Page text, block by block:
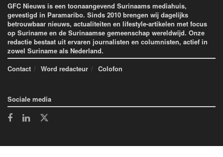
GFC Nieuws is een toonaangevend Surinaams mediahuis,
gevestigd in Paramaribo. Sinds 2010 brengen wij dagelijks
betrouwbaar nieuws, actualiteiten en lifestyle-artikelen met focus
op Suriname en de Surinaamse gemeenschap wereldwijd. Onze
redactie bestaat uit ervaren journalisten en columnisten, actief in
zowel Suriname als Nederland.
Contact
Word redacteur Colofon
Sociale media